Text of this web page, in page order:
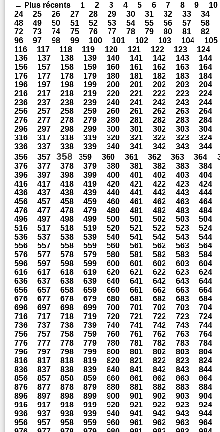
← Plus récents 1 2 3 4 5 6 7 8 9
10
24
25 26 27 28 29 30 31 32 33 34
48
49 50 51 52 53 54 55 56 57 58
72
73 74 75 76 77 78 79 80 81 82
96
97 98 99 100 101 102 103 104
105
116
117 118 119 120 121 122 123 124
136
137 138 139 140 141 142 143
144
156
157 158 159 160 161 162 163
164
176
177 178 179 180 181 182 183
184
196
197 198 199 200 201 202 203
204
216
217 218 219 220 221 222 223
224
236
237 238 239 240 241 242 243
244
256
257 258 259 260 261 262 263
264
276
277 278 279 280 281 282 283
284
296
297 298 299 300 301 302 303
304
316
317 318 319 320 321 322 323
324
336
337 338 339 340 341 342 343
344
356
357 358 359 360 361 362 363 364
376
377 378 379 380 381 382 383
384
396
397 398 399 400 401 402 403
404
416
417 418 419 420 421 422 423
424
436
437 438 439 440 441 442 443
444
456
457 458 459 460 461 462 463
464
476
477 478 479 480 481 482 483
484
496
497 498 499 500 501 502 503
504
516
517 518 519 520 521 522 523
524
536
537 538 539 540 541 542 543
544
556
557 558 559 560 561 562 563
564
576
577 578 579 580 581 582 583
584
596
597 598 599 600 601 602 603
604
616
617 618 619 620 621 622 623
624
636
637 638 639 640 641 642 643
644
656
657 658 659 660 661 662 663
664
676
677 678 679 680 681 682 683
684
696
697 698 699 700 701 702 703
704
716
717 718 719 720 721 722 723
724
736
737 738 739 740 741 742 743
744
756
757 758 759 760 761 762 763
764
776
777 778 779 780 781 782 783
784
796
797 798 799 800 801 802 803
804
816
817 818 819 820 821 822 823
824
836
837 838 839 840 841 842 843
844
856
857 858 859 860 861 862 863
864
876
877 878 879 880 881 882 883
884
896
897 898 899 900 901 902 903
904
916
917 918 919 920 921 922 923
924
936
937 938 939 940 941 942 943
944
956
957 958 959 960 961 962 963
964